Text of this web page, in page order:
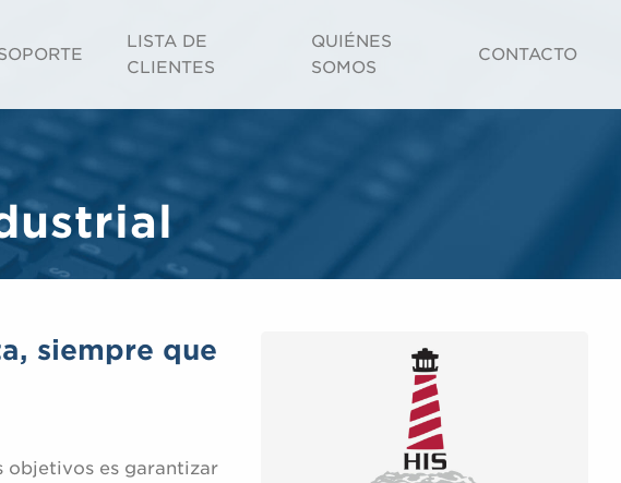
LISTA DE
CLIENTES
QUIÉNES
SOMOS
CONTACTO
siempre que
objetivos es garantizar